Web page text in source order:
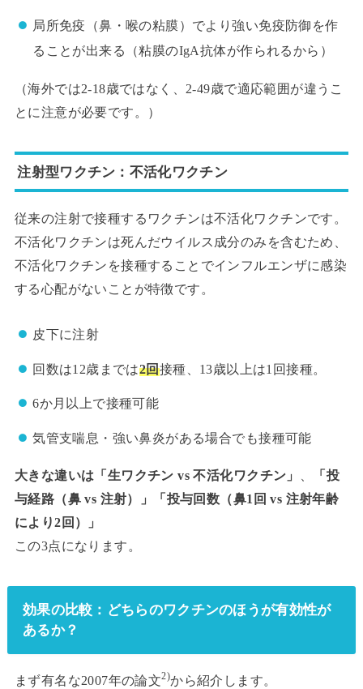
局所免疫（鼻・喉の粘膜）でより強い免疫防御を作
ることが出来る（粘膜のIgA抗体が作られるから）
（海外では2-18歳ではなく、2-49歳で適応範囲が違うこ
とに注意が必要です。）
注射型ワクチン：不活化ワクチン
従来の注射で接種するワクチンは不活化ワクチンです。
不活化ワクチンは死んだウイルス成分のみを含むため、
不活化ワクチンを接種することでインフルエンザに感染
する心配がないことが特徴です。
皮下に注射
回数は12歳までは2回接種、13歳以上は1回接種。
6か月以上で接種可能
気管支喘息・強い鼻炎がある場合でも接種可能
大きな違いは「生ワクチン vs 不活化ワクチン」 、
「投
与経路（鼻 vs 注射）」「投与回数（鼻1回 vs 注射年齢
により2回）」
この3点になります。
効果の比較：どちらのワクチンのほうが有効性が
あるか？
まず有名な2007年の論文2)から紹介します。